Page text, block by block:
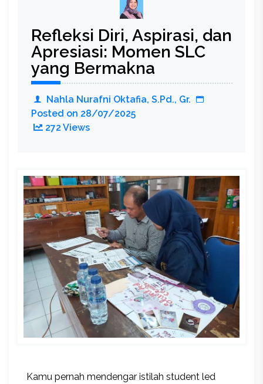
Refleksi Diri, Aspirasi, dan
Apresiasi: Momen SLC
yang Bermakna
Nahla Nurafni Oktafia, S.Pd., Gr.
Posted on 28/07/2025
272 Views
Kamu pernah mendengar istilah student led